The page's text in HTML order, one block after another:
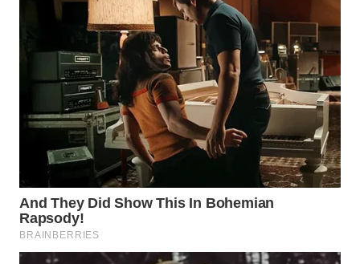
MALUT
DAIRI
WN
DANAU
TOBA
WN
NIAS